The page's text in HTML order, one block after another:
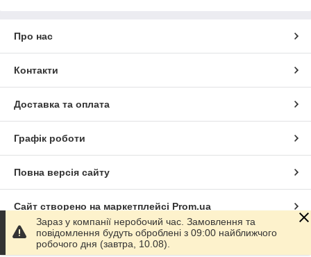
Про нас
Контакти
Доставка та оплата
Графік роботи
Повна версія сайту
Сайт створено на маркетплейсі Prom.ua
Політика конфіденційності
Зараз у компанії неробочий час. Замовлення та
повідомлення будуть оброблені з 09:00 найближчого
робочого дня (завтра, 10.08).